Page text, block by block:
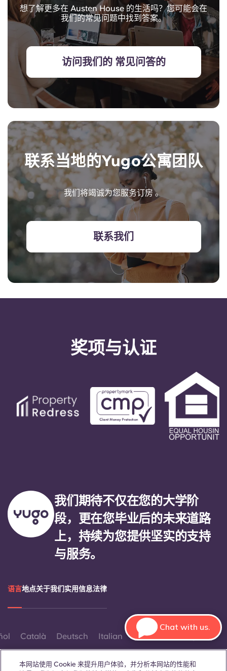
想了解更多在 Austen House 的生活吗？您可能会在
我们的常见问题中找到答案。
访问我们的 常见问答的
联系当地的Yugo公寓团队
我们将竭诚为您服务订房 。
联系我们
奖项与认证
我们期待不仅在您的大学阶
段，更在您毕业后的未来道路
上，持续为您提供坚实的支持
与服务。
语言地点关于我们实用信息法律
Català Deutsch Italian French Portuguese
本网站使用 Cookie 来提升用户体验，并分析本网站的性能和
Chat with us.